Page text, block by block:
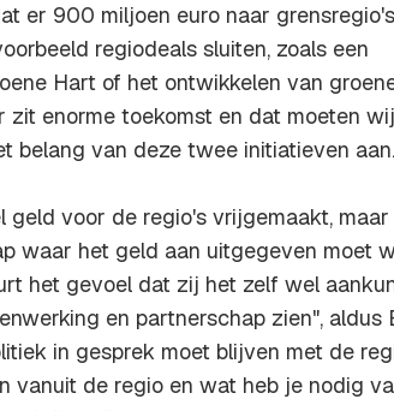
er 900 miljoen euro naar
regiodeals sluiten, zoals een
Hart of het ontwikkelen van
zit enorme toekomst en dat moeten
belang van deze twee initiatieven aan.
voor de regio's vrijgemaakt,
waar het geld aan uitgegeven moet
het gevoel dat zij het zelf wel
en partnerschap zien", aldus
in gesprek moet blijven met de
vanuit de regio en wat heb je nodig